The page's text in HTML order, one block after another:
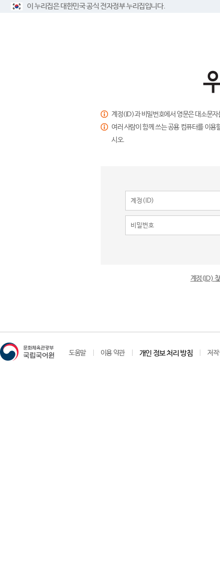
이 누리집은 대한민국 공식 전자정부 누리집입니다.
계정(ID)과 비밀번호에서 영문은 대소문
여러 사람이 함께 쓰는 공용 컴퓨터를 이
시오.
계정(ID)
도움말 이용 약관 개인 정보 처리 방침 저